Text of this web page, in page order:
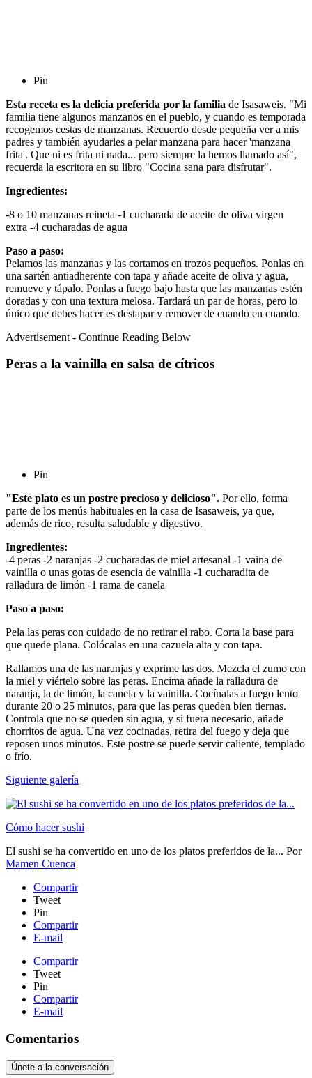
Pin
Esta receta es la delicia preferida por la familia de Isasaweis. "Mi
familia tiene algunos manzanos en el pueblo, y cuando es temporada
recogemos cestas de manzanas. Recuerdo desde pequeña ver a mis
padres y también ayudarles a pelar manzana para hacer 'manzana
frita'. Que ni es frita ni nada... pero siempre la hemos llamado así",
recuerda la escritora en su libro "Cocina sana para disfrutar".
Ingredientes:
-8 o 10 manzanas reineta -1 cucharada de aceite de oliva virgen
extra -4 cucharadas de agua
Paso a paso:
Pelamos las manzanas y las cortamos en trozos pequeños. Ponlas en
una sartén antiadherente con tapa y añade aceite de oliva y agua,
remueve y tápalo. Ponlas a fuego bajo hasta que las manzanas estén
doradas y con una textura melosa. Tardará un par de horas, pero lo
único que debes hacer es destapar y remover de cuando en cuando.
Advertisement - Continue Reading Below
Peras a la vainilla en salsa de cítricos
Pin
"Este plato es un postre precioso y delicioso". Por ello, forma
parte de los menús habituales en la casa de Isasaweis, ya que,
además de rico, resulta saludable y digestivo.
Ingredientes:
-4 peras -2 naranjas -2 cucharadas de miel artesanal -1 vaina de
vainilla o unas gotas de esencia de vainilla -1 cucharadita de
ralladura de limón -1 rama de canela
Paso a paso:
Pela las peras con cuidado de no retirar el rabo. Corta la base para
que quede plana. Colócalas en una cazuela alta y con tapa.
Rallamos una de las naranjas y exprime las dos. Mezcla el zumo con
la miel y viértelo sobre las peras. Encima añade la ralladura de
naranja, la de limón, la canela y la vainilla. Cocínalas a fuego lento
durante 20 o 25 minutos, para que las peras queden bien tiernas.
Controla que no se queden sin agua, y si fuera necesario, añade
chorritos de agua. Una vez cocinadas, retira del fuego y deja que
reposen unos minutos. Este postre se puede servir caliente, templado
o frío.
Siguiente galería
Cómo hacer sushi
El sushi se ha convertido en uno de los platos preferidos de la... Por
Mamen Cuenca
Compartir
Tweet
Pin
Compartir
E-mail
Compartir
Tweet
Pin
Compartir
E-mail
Comentarios
Únete a la conversación